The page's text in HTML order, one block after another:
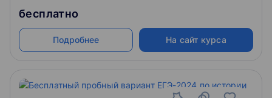
бесплатно
Подробнее На сайт курса